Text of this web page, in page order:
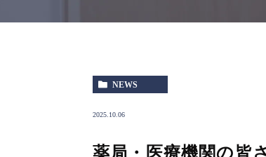
NEWS
2025.10.06
薬局・医療機関の皆